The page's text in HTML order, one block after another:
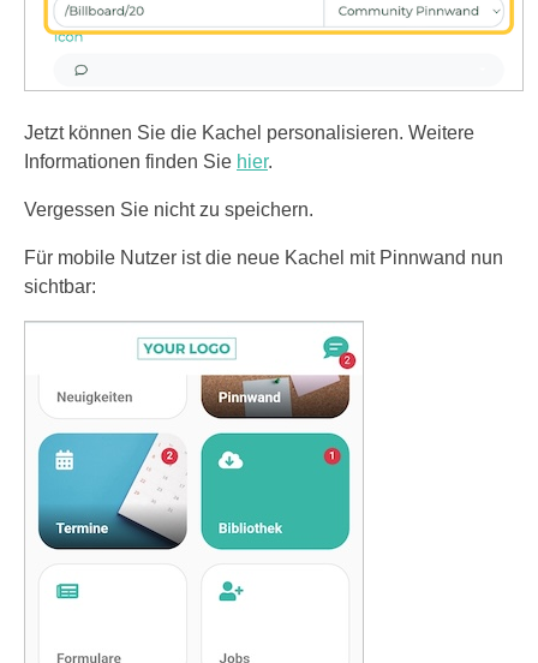
Jetzt können Sie die Kachel personalisieren. Weitere
Informationen finden Sie hier.
Vergessen Sie nicht zu speichern.
Für mobile Nutzer ist die neue Kachel mit Pinnwand nun
sichtbar: